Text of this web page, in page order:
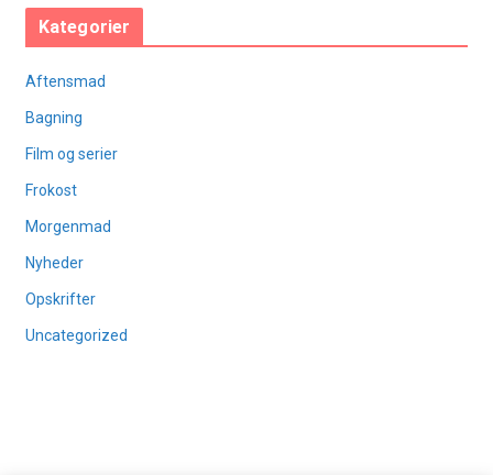
Kategorier
Aftensmad
Bagning
Film og serier
Frokost
Morgenmad
Nyheder
Opskrifter
Uncategorized